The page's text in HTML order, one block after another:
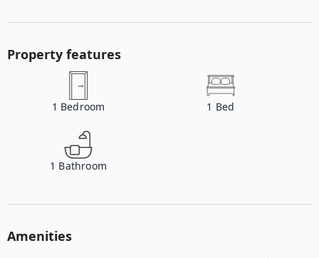
Property features
1 Bedroom 1 Bed
1 Bathroom
Amenities